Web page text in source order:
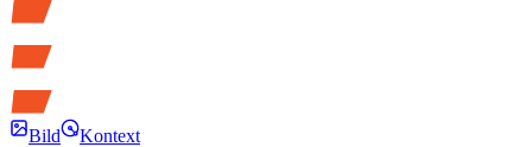
Bild
Kontext